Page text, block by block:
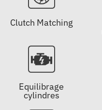
Clutch Matching
Equilibrage
cylindres